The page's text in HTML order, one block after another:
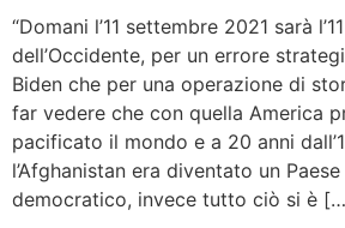
“Domani l’11 settembre 2021 sarà
dell’Occidente, per un errore
Biden che per una operazione di
far vedere che con quella America
pacificato il mondo e a 20 anni
l’Afghanistan era diventato un
democratico, invece tutto ciò si è